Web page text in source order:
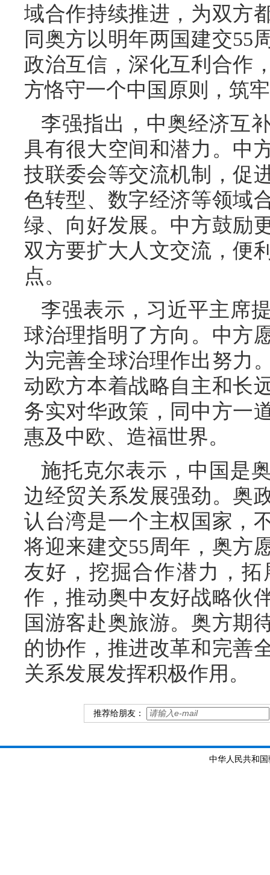
域合作持续推进，为双方
同奥方以明年两国建交55
政治互信，深化互利合作
方恪守一个中国原则，筑
李强指出，中奥经济互
具有很大空间和潜力。中
技联委会等交流机制，促
色转型、数字经济等领域
绿、向好发展。中方鼓励
双方要扩大人文交流，便
点。
李强表示，习近平主席
球治理指明了方向。中方
为完善全球治理作出努力
动欧方本着战略自主和长
务实对华政策，同中方一
惠及中欧、造福世界。
施托克尔表示，中国是
边经贸关系发展强劲。奥
认台湾是一个主权国家，
将迎来建交55周年，奥方
友好，挖掘合作潜力，
作，推动奥中友好战略伙
国游客赴奥旅游。奥方期
的协作，推进改革和完善
关系发展发挥积极作用。
推荐给朋友：
中华人民共和